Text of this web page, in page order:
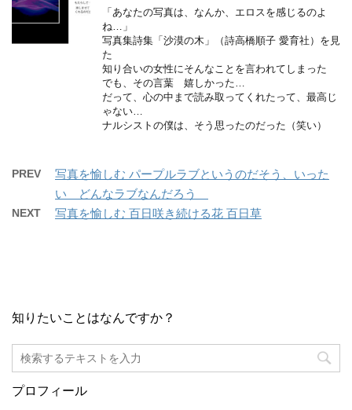
「あなたの写真は、なんか、エロスを感じるのよ
ね…」
写真集詩集「沙漠の木」（詩高橋順子 愛育社）を見
た
知り合いの女性にそんなことを言われてしまった
でも、その言葉 嬉しかった…
だって、心の中まで読み取ってくれたって、最高じ
ゃない…
ナルシストの僕は、そう思ったのだった（笑い）
PREV
写真を愉しむ パープルラブというのだそう、いった
い どんなラブなんだろう
NEXT 写真を愉しむ 百日咲き続ける花 百日草
知りたいことはなんですか？
プロフィール